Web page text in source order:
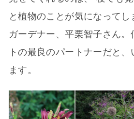
と植物のことが気になってし
ガーデナー、平栗智子さん。
トの最良のパートナーだと
ます。